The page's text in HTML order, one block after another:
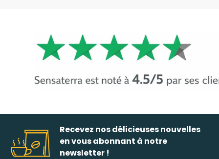
Recevez nos délicieuses nouvelles
en vous abonnant à notre
newsletter !